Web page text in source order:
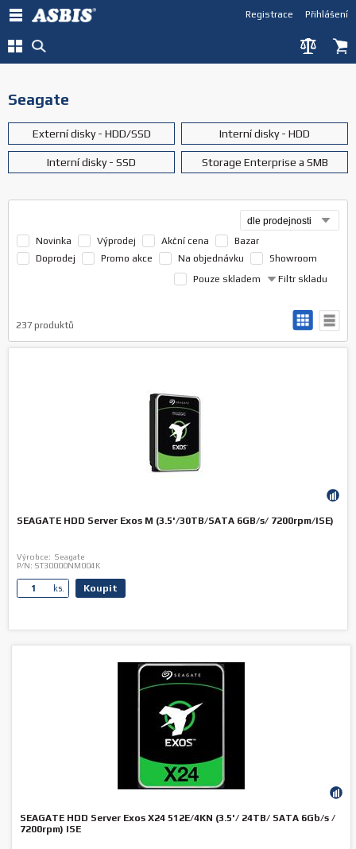
Přihlášení
Registrace
Seagate
Externí disky - HDD/SSD Interní disky - HDD
Interní disky - SSD Storage Enterprise a SMB
Novinka Výprodej Akční cena
Bazar
Doprodej
Promo akce Na objednávku
Showroom
Filtr skladu
Pouze skladem
237 produktů
SEAGATE HDD Server Exos M (3.5'/30TB/SATA 6GB/s/ 7200rpm/ISE)
Výrobce: Seagate
P/N: ST30000NM004K
ks. Koupit
SEAGATE HDD Server Exos X24 512E/4KN (3.5'/ 24TB/ SATA 6Gb/s /
7200rpm) ISE